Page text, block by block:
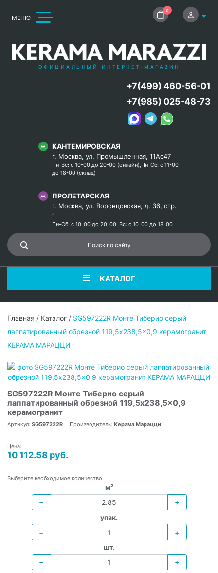
МЕНЮ
0
ОФИЦИАЛЬНЫЙ ИНТЕРНЕТ-МАГАЗИН
КАНТЕМИРОВСКАЯ
г. Москва, ул. Промышленная, 11Ас47
Пн-Вс: с 10-00 до 20-00 (онлайн),Пн-Сб: с 11-00
до 18-00 (склад)
ПРОЛЕТАРСКАЯ
г. Москва, ул. Воронцовская, д. 36, стр.
1
Пн-Сб: с 10-00 до 20-00, Вс: с 10-00 до 18-00
+7(499) 460-56-01
+7(985) 025-48-73
КАТАЛОГ
Главная / Каталог / SG597222R Монте Тиберио серый
лаппатированный обрезной 119,5x238,5x0,9 керамогранит
КЕРАМА МАРАЦЦИ
SG597222R Монте Тиберио серый
лаппатированный обрезной 119,5x238,5x0,9
керамогранит
Артикул: SG597222R Производитель: Керама Марацци
Цена:
10 112.58 руб.
Выберите необходимое количество:
м²
−
+
упак.
−
+
шт.
−
+